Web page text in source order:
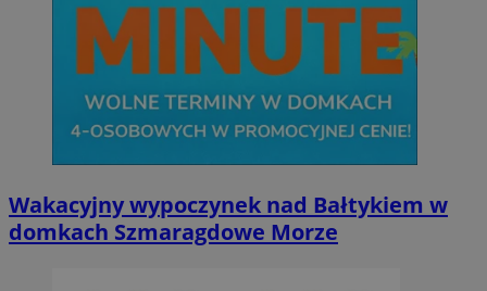
Wakacyjny wypoczynek nad Bałtykiem w
domkach Szmaragdowe Morze